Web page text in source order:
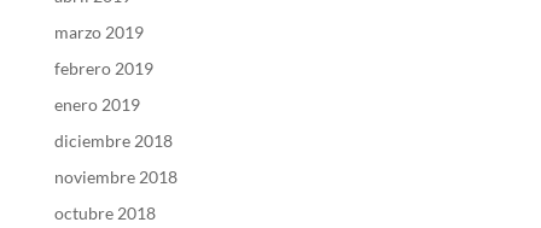
marzo 2019
febrero 2019
enero 2019
diciembre 2018
noviembre 2018
octubre 2018